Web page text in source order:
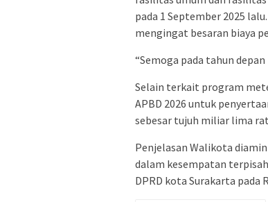
pada 1 September 2025
mengingat besaran biaya
“Semoga pada tahun
Selain terkait program
APBD 2026 untuk
sebesar tujuh miliar lima
Penjelasan Walikota
dalam kesempatan
DPRD kota Surakarta pada